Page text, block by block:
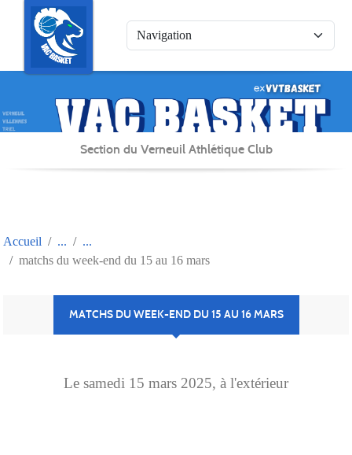
Section du Verneuil Athlétique Club
Accueil
matchs du week-end du 15 au 16 mars
MATCHS DU WEEK-END DU 15 AU 16 MARS
Le samedi 15 mars 2025, à l'extérieur
Panneau de gestion des cookies